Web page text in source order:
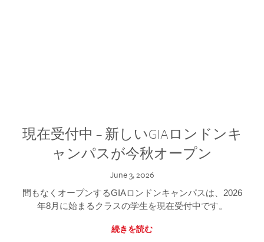
現在受付中 – 新しいGIAロンドンキ
ャンパスが今秋オープン
June 3, 2026
間もなくオープンするGIAロンドンキャンパスは、2026
年8月に始まるクラスの学生を現在受付中です。
続きを読む